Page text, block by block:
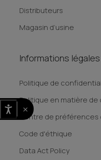
Distributeurs
Magasin d’usine
Informations légales
Politique de
Politique en matière de
Centre de
Code d'éthique
Data Act Policy
×